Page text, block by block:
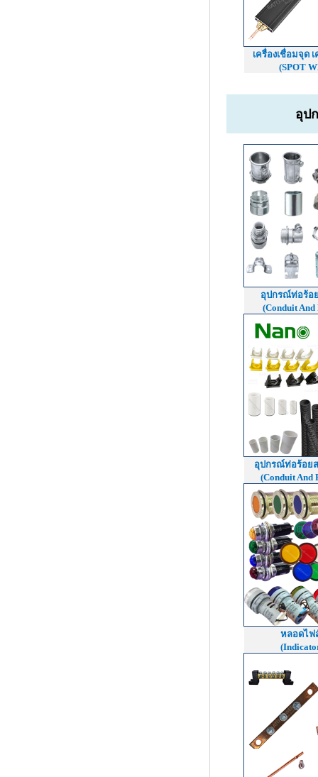
เครื่องเชื่อมจุด
(SPOT
อุป
อุปกรณ์ท่อร้อ
(Conduit And
อุปกรณ์ท่อร้อย
(Conduit And
หลอดไ